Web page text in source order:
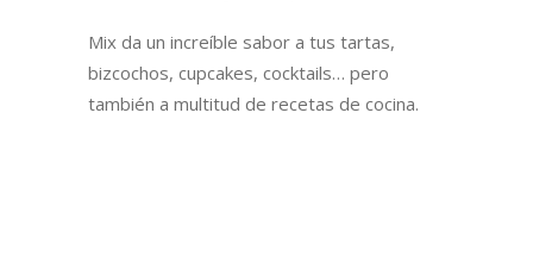
Mix da un increíble sabor a tus tartas,
bizcochos, cupcakes, cocktails… pero
también a multitud de recetas de cocina.